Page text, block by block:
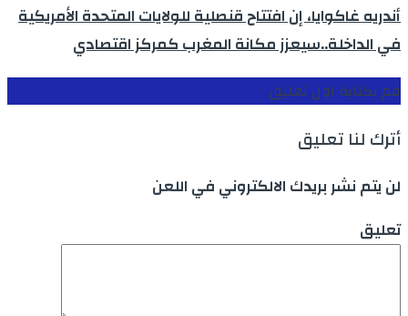
أندريه غاكوايا، إن افتتاح قنصلية للولايات المتحدة الأمريكية
في الداخلة..سيعزز مكانة المغرب كمركز اقتصادي
قم بكتابة اول تعليق
أترك لنا تعليق
لن يتم نشر بريدك الالكتروني في اللعن
تعليق